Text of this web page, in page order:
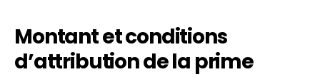
Montant et conditions
d’attribution de la prime